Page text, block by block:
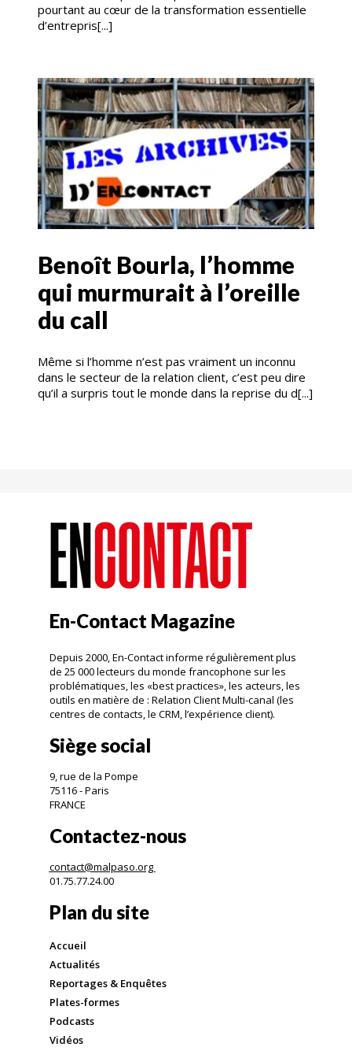
pourtant au cœur de la transformation essentielle
d’entrepris[...]
Benoît Bourla, l’homme
qui murmurait à l’oreille
du call
Même si l’homme n’est pas vraiment un inconnu
dans le secteur de la relation client, c’est peu dire
qu’il a surpris tout le monde dans la reprise du d[...]
En-Contact Magazine
Depuis 2000, En-Contact informe régulièrement plus
de 25 000 lecteurs du monde francophone sur les
problématiques, les «best practices», les acteurs, les
outils en matière de : Relation Client Multi-canal (les
centres de contacts, le CRM, l’expérience client).
Siège social
9, rue de la Pompe
75116 - Paris
FRANCE
Contactez-nous
contact@malpaso.org
01.75.77.24.00
Plan du site
Accueil
Actualités
Reportages & Enquêtes
Plates-formes
Podcasts
Vidéos